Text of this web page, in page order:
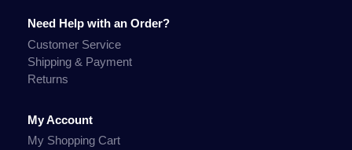
Need Help with an Order?
Customer Service
Shipping & Payment
Returns
My Account
My Shopping Cart